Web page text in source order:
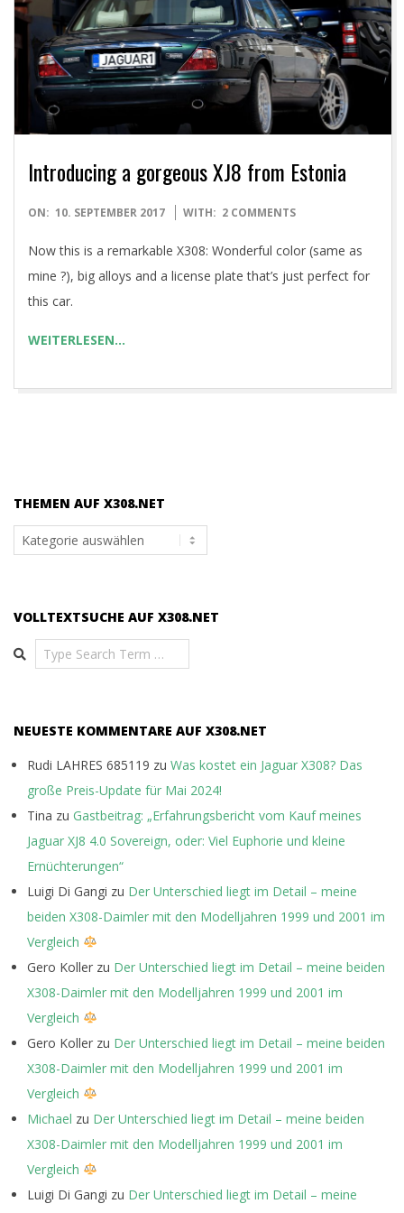
T
Introducing a gorgeous XJ8 from Estonia
2017-
10
ON: 10. SEPTEMBER 2017 WITH: 2 COMMENTS
Now this is a remarkable X308: Wonderful color (same as
mine ?), big alloys and a license plate that’s just perfect for
this car.
WEITERLESEN…
THEMEN AUF X308.NET
Themen
auf
VOLLTEXTSUCHE AUF X308.NET
Search
NEUESTE KOMMENTARE AUF X308.NET
Rudi LAHRES 685119 zu Was kostet ein Jaguar X308? Das
große Preis-Update für Mai 2024!
Tina zu Gastbeitrag: „Erfahrungsbericht vom Kauf meines
Jaguar XJ8 4.0 Sovereign, oder: Viel Euphorie und kleine
Ernüchterungen“
Luigi Di Gangi zu Der Unterschied liegt im Detail – meine
beiden X308-Daimler mit den Modelljahren 1999 und 2001 im
Vergleich
Gero Koller zu Der Unterschied liegt im Detail – meine beiden
X308-Daimler mit den Modelljahren 1999 und 2001 im
Vergleich
Gero Koller zu Der Unterschied liegt im Detail – meine beiden
X308-Daimler mit den Modelljahren 1999 und 2001 im
Vergleich
Michael zu Der Unterschied liegt im Detail – meine beiden
X308-Daimler mit den Modelljahren 1999 und 2001 im
Vergleich
Luigi Di Gangi zu Der Unterschied liegt im Detail – meine